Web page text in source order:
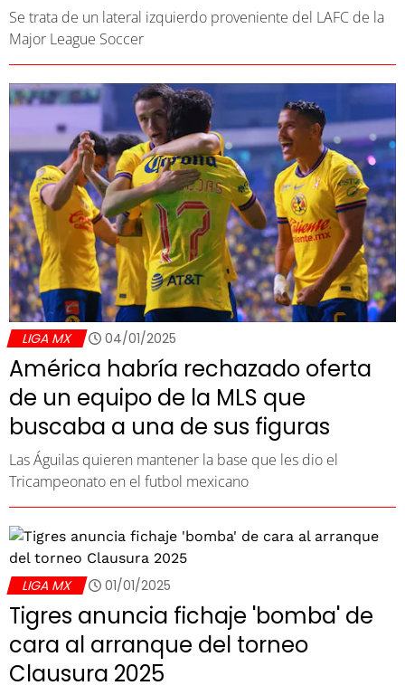
Se trata de un lateral izquierdo proveniente del LAFC de la
Major League Soccer
LIGA MX 04/01/2025
América habría rechazado oferta
de un equipo de la MLS que
buscaba a una de sus figuras
Las Águilas quieren mantener la base que les dio el
Tricampeonato en el futbol mexicano
LIGA MX 01/01/2025
Tigres anuncia fichaje 'bomba' de
cara al arranque del torneo
Clausura 2025